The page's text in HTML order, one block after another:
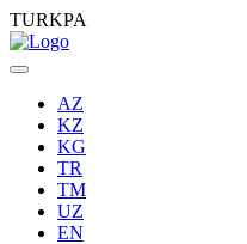
TURKPA
AZ
KZ
KG
TR
TM
UZ
EN